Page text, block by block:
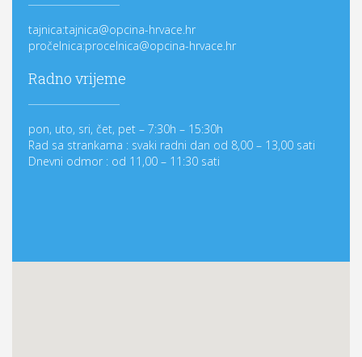
tajnica:tajnica@opcina-hrvace.hr
pročelnica:procelnica@opcina-hrvace.hr
Radno vrijeme
pon, uto, sri, čet, pet – 7:30h – 15:30h
Rad sa strankama : svaki radni dan od 8,00 – 13,00 sati
Dnevni odmor : od 11,00 – 11:30 sati